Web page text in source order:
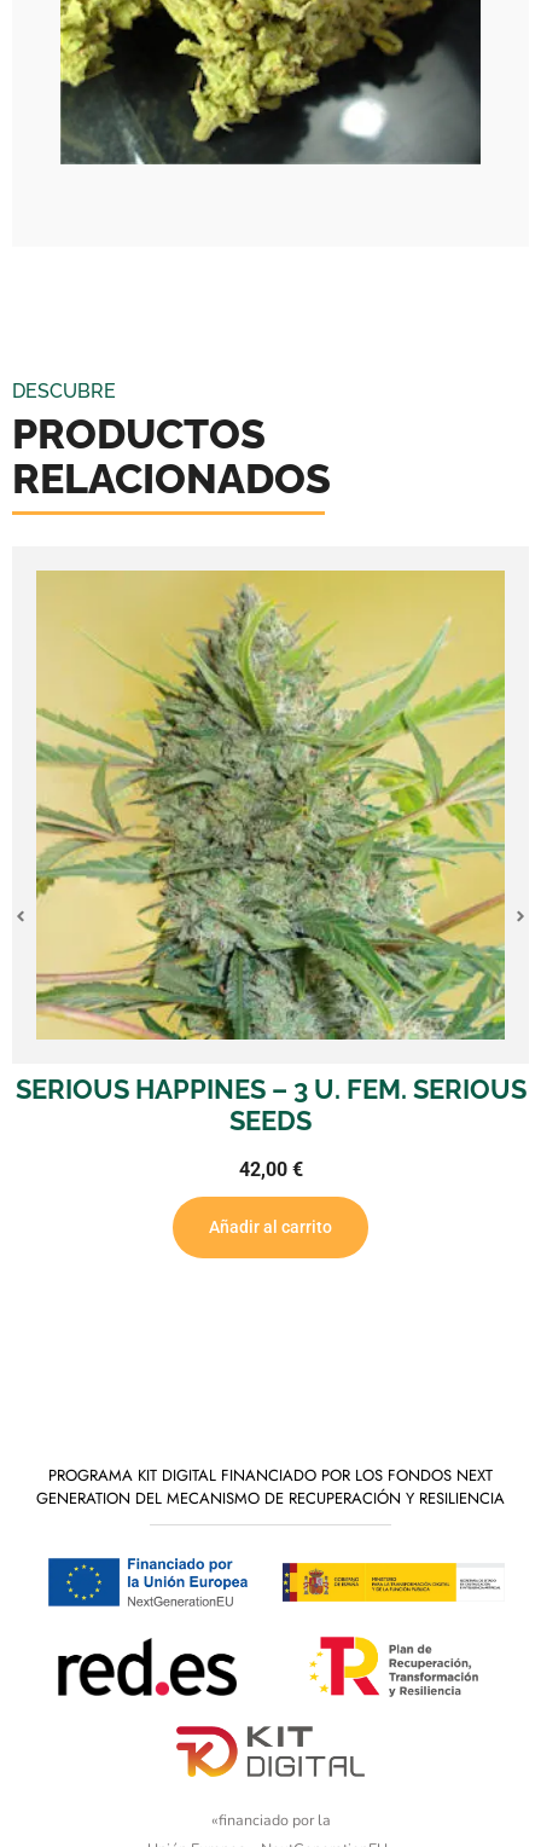
DESCUBRE
PRODUCTOS
RELACIONADOS
AK 47 – 3 U. FEM. SERIOUS SEEDS
47,00
Añadir al carrito
PROGRAMA KIT DIGITAL FINANCIADO POR LOS FONDOS NEXT
GENERATION DEL MECANISMO DE RECUPERACIÓN Y RESILIENCIA
«financiado por la